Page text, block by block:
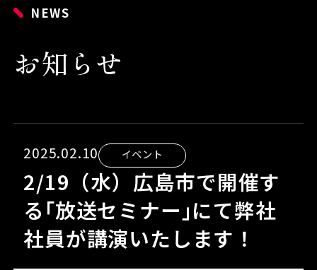
NEWS
お知らせ
2025.02.10 イベント
2/19（水）広島市で開催す
る｢放送セミナー｣にて弊社
社員が講演いたします！